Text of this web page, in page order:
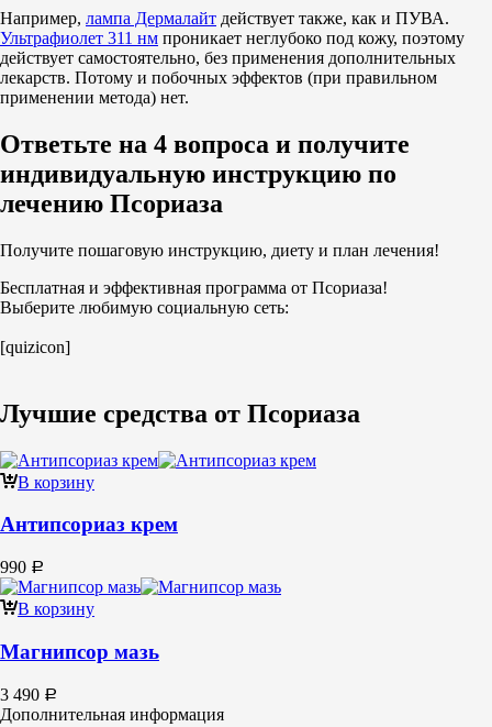
Например, лампа Дермалайт действует также, как и ПУВА.
Ультрафиолет 311 нм проникает неглубоко под кожу, поэтому
действует самостоятельно, без применения дополнительных
лекарств. Потому и побочных эффектов (при правильном
применении метода) нет.
Ответьте на 4 вопроса и получите
индивидуальную инструкцию по
лечению Псориаза
Получите пошаговую инструкцию, диету и план лечения!
Бесплатная и эффективная программа от Псориаза!
Выберите любимую социальную сеть:
[quizicon]
Лучшие средства от Псориаза
В корзину
Антипсориаз крем
990 Р
В корзину
Магнипсор мазь
3 490 Р
Дополнительная информация